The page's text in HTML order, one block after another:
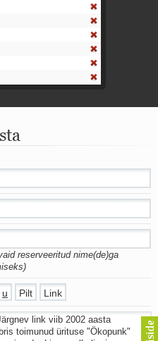
arm
jäänud
reserveeritud nime(de)ga